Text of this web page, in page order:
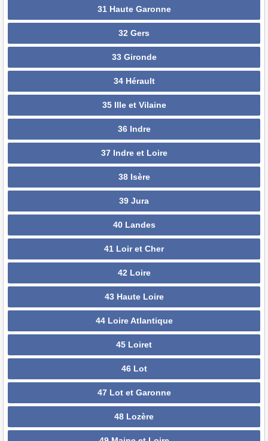
31 Haute Garonne
32 Gers
33 Gironde
34 Hérault
35 Ille et Vilaine
36 Indre
37 Indre et Loire
38 Isère
39 Jura
40 Landes
41 Loir et Cher
42 Loire
43 Haute Loire
44 Loire Atlantique
45 Loiret
46 Lot
47 Lot et Garonne
48 Lozère